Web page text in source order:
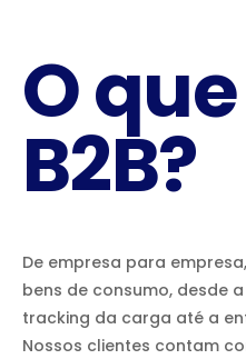
O
B2B?
De empresa para
bens de consumo, desde
tracking da carga até a
Nossos clientes contam